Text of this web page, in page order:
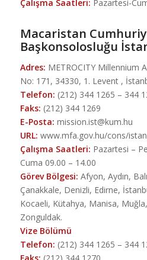
Çalışma Saatleri: Pazartesi-
Macaristan
Başkonsolosluğu
Adres: METROCITY Millennium
No: 171, 34330, 1. Levent ,
Telefon: (212) 344 1265 – 344
Faks: (212) 344 1269
E-Posta: mission.ist@kum.hu
URL: www.mfa.gov.hu/cons/
Çalışma Saatleri: Pazartesi –
Cuma 09.00 – 14.00
Görev Bölgesi: Afyon, Aydın,
Çanakkale, Denizli, Edirne,
Kocaeli, Kütahya, Manisa,
Zonguldak.
Vize Bölümü
Telefon: (212) 344 1265 – 344